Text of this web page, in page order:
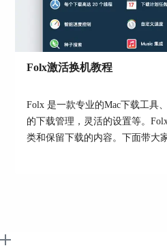
好啦，关于Folx标签分类的
还有更多关于Folx的内容想
中文网查看。
作者：儿茶
Folx激活换机教程
Folx 是一款专业的Mac下载工具
的下载管理，灵活的设置等。
类和保留下载的内容。下面带大